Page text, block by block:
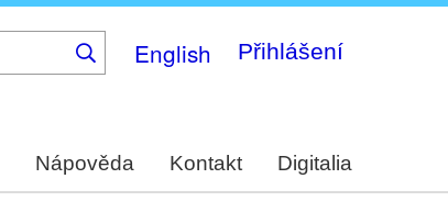
English Přihlášení
Nápověda Kontakt Digitalia